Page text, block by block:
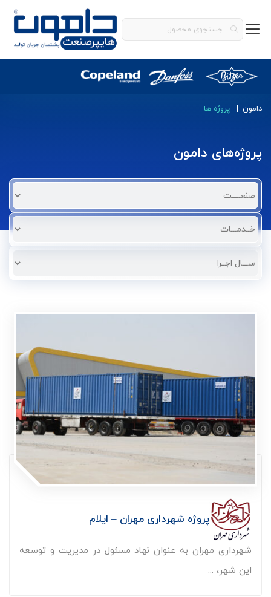
دامون پروژه ها
پروژه‌های‌ دامون
پروژه شهرداری مهران – ایلام
شهرداری مهران به عنوان نهاد مسئول در مدیریت و توسعه
این شهر، ...